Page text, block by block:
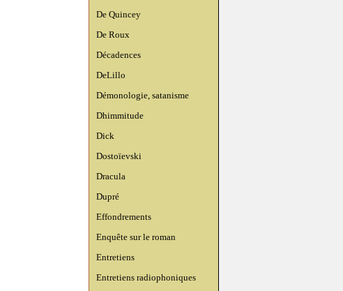
De Quincey
De Roux
Décadences
DeLillo
Démonologie, satanisme
Dhimmitude
Dick
Dostoïevski
Dracula
Dupré
Effondrements
Enquête sur le roman
Entretiens
Entretiens radiophoniques